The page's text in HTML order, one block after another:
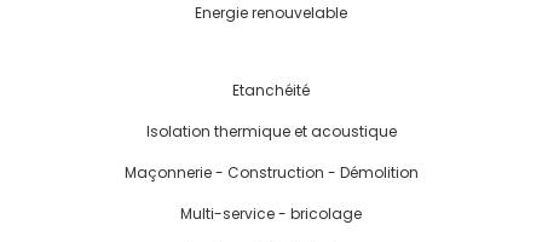
Energie renouvelable
Etanchéité
Isolation thermique et acoustique
Maçonnerie - Construction - Démolition
Multi-service - bricolage